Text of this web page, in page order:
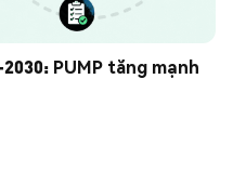
PUMP tăng mạnh